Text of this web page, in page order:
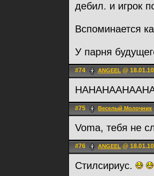
дебил. и игрок
Вспоминается
У парня
#74 ANGEEL @
#75 Веселый Молочник
Voma, тебя не
#76 ANGEEL @
Стилсириус.